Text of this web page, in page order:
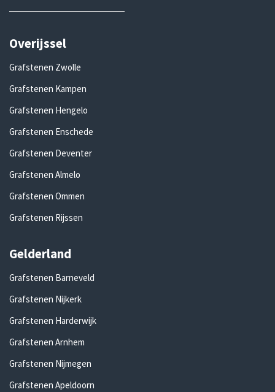
Overijssel
Grafstenen Zwolle
Grafstenen Kampen
Grafstenen Hengelo
Grafstenen Enschede
Grafstenen Deventer
Grafstenen Almelo
Grafstenen Ommen
Grafstenen Rijssen
Gelderland
Grafstenen Barneveld
Grafstenen Nijkerk
Grafstenen Harderwijk
Grafstenen Arnhem
Grafstenen Nijmegen
Grafstenen Apeldoorn